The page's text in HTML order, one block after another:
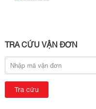
TRA CỨU VẬN ĐƠN